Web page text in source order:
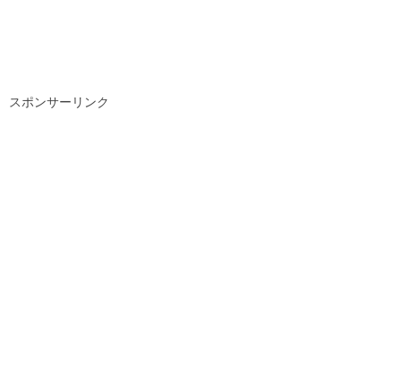
スポンサーリンク